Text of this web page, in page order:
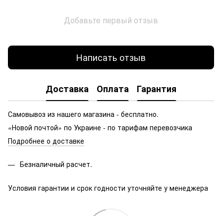
Добавьте первый отзыв
Написать отзыв
Доставка Оплата Гарантия
Самовывоз из нашего магазина - бесплатно.
«Новой почтой» по Украине - по тарифам перевозчика
Подробнее о доставке
Безналичный расчет.
Условия гарантии и срок годности уточняйте у менеджера